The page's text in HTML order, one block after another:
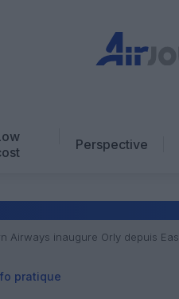
Perspective
Airways inaugure Orly depuis
pratique